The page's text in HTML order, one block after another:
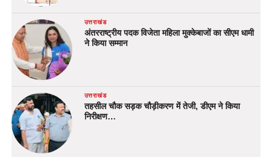
उत्तराखंड
अंतरराष्ट्रीय पदक विजेता महिला मुक्केबाजों का सीएम धामी
ने किया सम्मान
उत्तराखंड
तहसील चौक सड़क चौड़ीकरण में तेजी, डीएम ने किया
निरीक्षण…